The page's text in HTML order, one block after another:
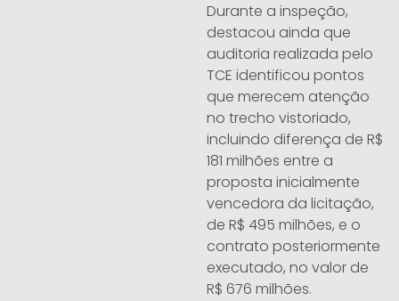
Durante a inspeção,
destacou ainda que
auditoria realizada pelo
TCE identificou pontos
que merecem atenção
no trecho vistoriado,
incluindo diferença de R$
181 milhões entre a
proposta inicialmente
vencedora da licitação,
de R$ 495 milhões, e o
contrato posteriormente
executado, no valor de
R$ 676 milhões.